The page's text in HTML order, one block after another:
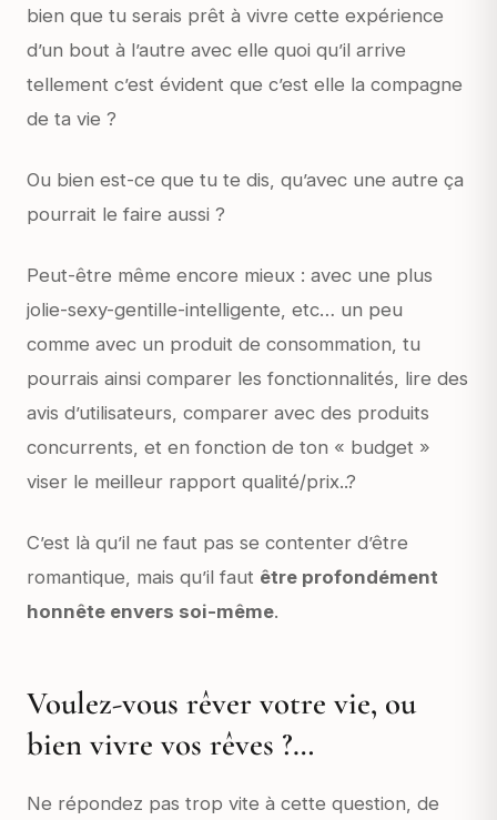
bien que tu serais prêt à vivre cette expérience
d’un bout à l’autre avec elle quoi qu’il arrive
tellement c’est évident que c’est elle la compagne
de ta vie ?
Ou bien est-ce que tu te dis, qu’avec une autre ça
pourrait le faire aussi ?
Peut-être même encore mieux : avec une plus
jolie-sexy-gentille-intelligente, etc… un peu
comme avec un produit de consommation, tu
pourrais ainsi comparer les fonctionnalités, lire des
avis d’utilisateurs, comparer avec des produits
concurrents, et en fonction de ton « budget »
viser le meilleur rapport qualité/prix..?
C’est là qu’il ne faut pas se contenter d’être
romantique, mais qu’il faut être profondément
honnête envers soi-même.
Voulez-vous rêver votre vie, ou
bien vivre vos rêves ?…
Ne répondez pas trop vite à cette question, de